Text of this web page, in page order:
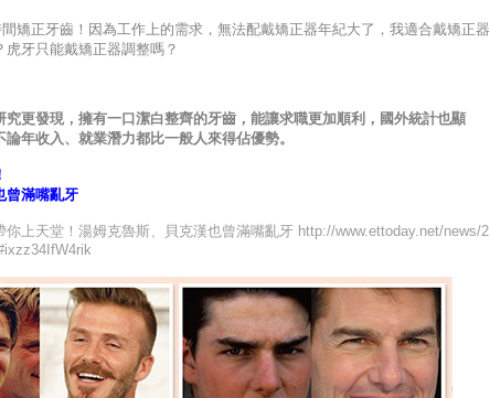
矯正牙齒！因為工作上的需求，無法配戴矯正器年紀大了，我適合戴矯正器
牙只能戴矯正器調整嗎？
究更發現，擁有一口潔白整齊的牙齒，能讓求職更加順利，國外統計也顯
年收入、就業潛力都比一般人來得佔優勢。
曾滿嘴亂牙
你上天堂！湯姆克魯斯、貝克漢也曾滿嘴亂牙 http://www.ettoday.net/news/2